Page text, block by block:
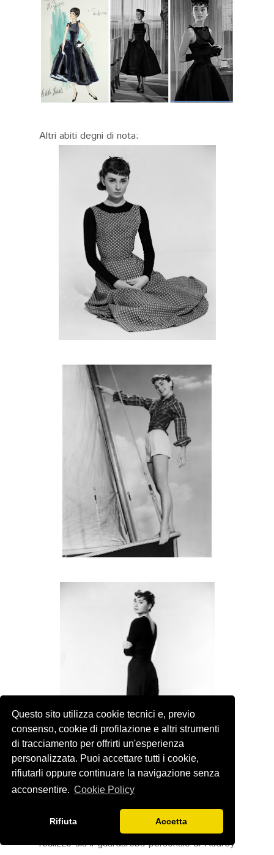
Questo sito utilizza cookie tecnici e, previo
consenso, cookie di profilazione e altri strumenti
di tracciamento per offrirti un'esperienza
personalizzata. Puoi accettare tutti i cookie,
rifiutarli oppure continuare la navigazione senza
acconsentire. Cookie Policy
Rifiuta Accetta
Altri abiti degni di nota:
Dopo questo film tra Audrey e Hubert
nacque un'amicizia e una collaborazione che
dureranno per tutta la vita, Givenchy infatti
realizzò sia il guardaroba personale di Audrey